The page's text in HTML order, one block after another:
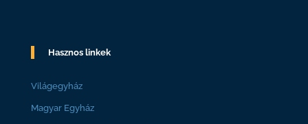
Hasznos linkek
Világegyház
Magyar Egyház